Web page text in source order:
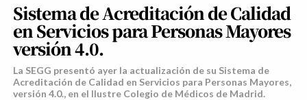
Sistema de Acreditación de Calidad
en Servicios para Personas Mayores
versión 4.0.
La SEGG presentó ayer la actualización de su Sistema de
Acreditación de Calidad en Servicios para Personas Mayores,
versión 4.0., en el Ilustre Colegio de Médicos de Madrid.